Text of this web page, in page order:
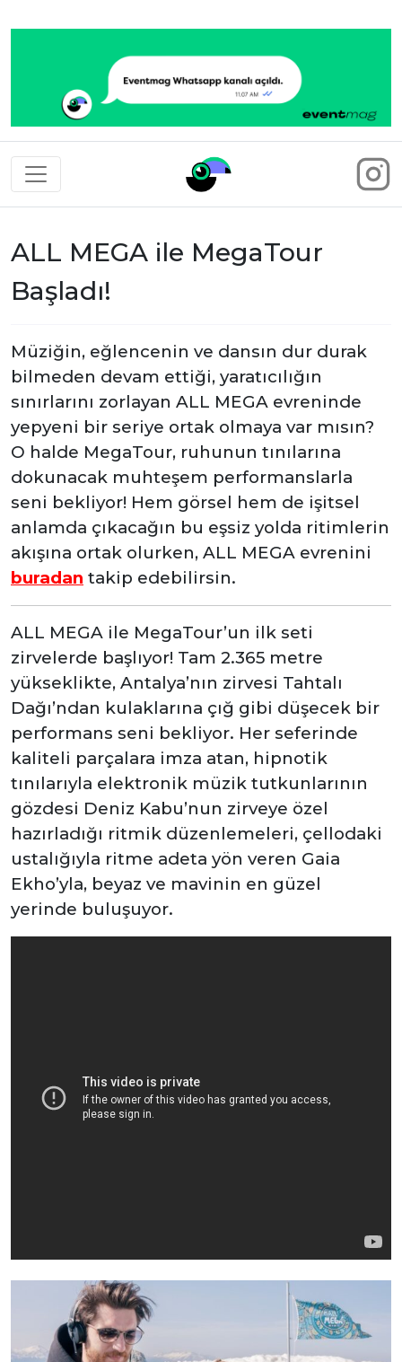
Eventmag
ALL MEGA ile MegaTour
Başladı!
Müziğin, eğlencenin ve dansın dur durak
bilmeden devam ettiği, yaratıcılığın
sınırlarını zorlayan ALL MEGA evreninde
yepyeni bir seriye ortak olmaya var mısın?
O halde MegaTour, ruhunun tınılarına
dokunacak muhteşem performanslarla
seni bekliyor! Hem görsel hem de işitsel
anlamda çıkacağın bu eşsiz yolda ritimlerin
akışına ortak olurken, ALL MEGA evrenini
buradan takip edebilirsin.
ALL MEGA ile MegaTour’un ilk seti
zirvelerde başlıyor! Tam 2.365 metre
yükseklikte, Antalya’nın zirvesi Tahtalı
Dağı’ndan kulaklarına çığ gibi düşecek bir
performans seni bekliyor. Her seferinde
kaliteli parçalara imza atan, hipnotik
tınılarıyla elektronik müzik tutkunlarının
gözdesi Deniz Kabu’nun zirveye özel
hazırladığı ritmik düzenlemeleri, çellodaki
ustalığıyla ritme adeta yön veren Gaia
Ekho’yla, beyaz ve mavinin en güzel
yerinde buluşuyor.